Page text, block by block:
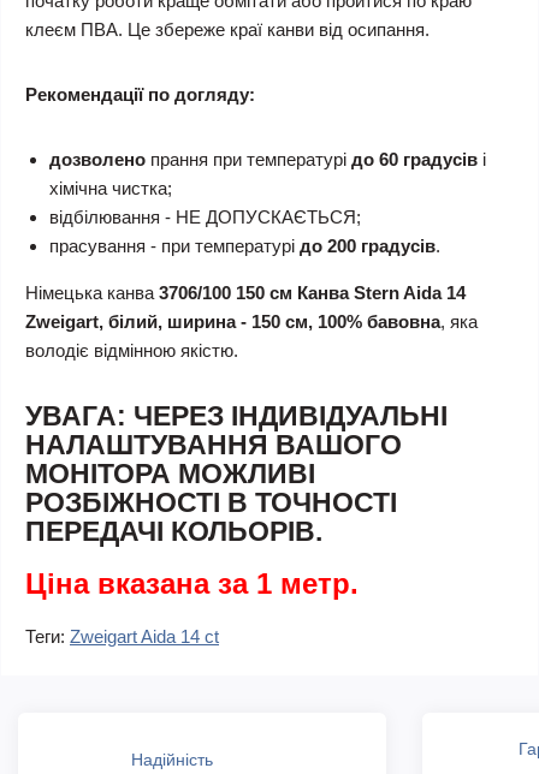
клеєм ПВА. Це збереже краї канви від осипання.
Рекомендації по догляду:
дозволено прання при температурі до 60 градусів і
хімічна чистка;
відбілювання - НЕ ДОПУСКАЄТЬСЯ;
прасування - при температурі до 200 градусів.
Німецька канва 3706/100 150 см Канва Stern Aida 14
Zweigart, білий, ширина - 150 см, 100% бавовна, яка
володіє відмінною якістю.
УВАГА: ЧЕРЕЗ ІНДИВІДУАЛЬНІ
НАЛАШТУВАННЯ ВАШОГО
МОНІТОРА МОЖЛИВІ
РОЗБІЖНОСТІ В ТОЧНОСТІ
ПЕРЕДАЧІ КОЛЬОРІВ.
Ціна вказана за 1 метр.
Теги: Zweigart Aida 14 ct
Надійність